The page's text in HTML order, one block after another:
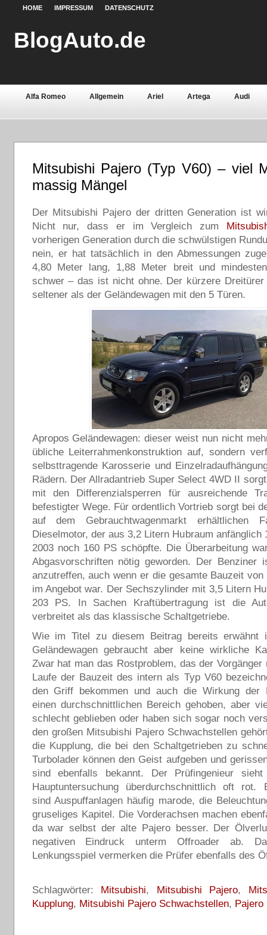
HOME IMPRESSUM DATENSCHUTZ
BlogAuto.de
Alfa Romeo Allgemein Ariel Artega Audi
Chevrolet Chrysler Citroën Continental Dacia
Lamborghini Lancia Land Rover Lotus Mazda
Sicherheit
Volvo Wartburg Werkstoffe Zubehör
Mitsubishi Pajero (Typ V60) – viel
massig Mängel
Der Mitsubishi Pajero der dritten Generation ist
Nicht nur, dass er im Vergleich zum
vorherigen Generation durch die schwülstigen
nein, er hat tatsächlich in den Abmessungen
4,80 Meter lang, 1,88 Meter breit und
schwer – das ist nicht ohne. Der kürzere
seltener als der Geländewagen mit den 5 Türen.
Apropos Geländewagen: dieser weist nun nicht
übliche Leiterrahmenkonstruktion auf, sondern
selbsttragende Karosserie und
Rädern. Der Allradantrieb Super Select 4WD II
mit den Differenzialsperren für ausreichende
befestigter Wege. Für ordentlich Vortrieb sorgt bei
auf dem Gebrauchtwagenmarkt erhältlichen
Dieselmotor, der aus 3,2 Litern Hubraum anfänglich
2003 noch 160 PS schöpfte. Die Überarbeitung
Abgasvorschriften nötig geworden. Der Benziner
anzutreffen, auch wenn er die gesamte Bauzeit von
im Angebot war. Der Sechszylinder mit 3,5 Litern
203 PS. In Sachen Kraftübertragung ist die
verbreitet als das klassische Schaltgetriebe.
Wie im Titel zu diesem Beitrag bereits erwähnt
Geländewagen gebraucht aber keine wirkliche
Zwar hat man das Rostproblem, das der Vorgänger
Laufe der Bauzeit des intern als Typ V60
den Griff bekommen und auch die Wirkung der
einen durchschnittlichen Bereich gehoben, aber
schlecht geblieben oder haben sich sogar noch
den großen Mitsubishi Pajero Schwachstellen
die Kupplung, die bei den Schaltgetrieben zu
Turbolader können den Geist aufgeben und
sind ebenfalls bekannt. Der Prüfingenieur
Hauptuntersuchung überdurchschnittlich oft rot.
sind Auspuffanlagen häufig marode, die
gruseliges Kapitel. Die Vorderachsen machen
da war selbst der alte Pajero besser. Der
negativen Eindruck unterm Offroader ab.
Lenkungsspiel vermerken die Prüfer ebenfalls des
Schlagwörter: Mitsubishi, Mitsubishi Pajero,
Kupplung, Mitsubishi Pajero Schwachstellen, Pajero